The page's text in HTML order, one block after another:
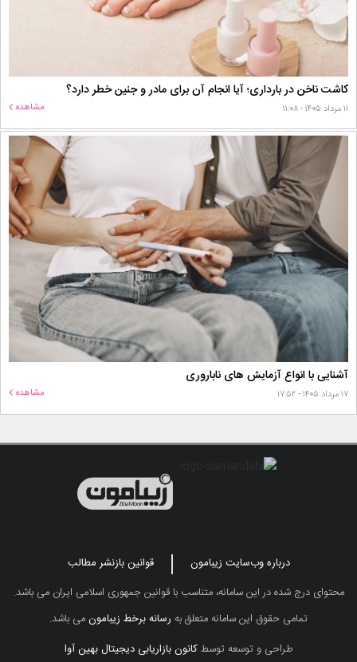
کاشت ناخن در بارداری؛ آیا انجام آن برای مادر و جنین خطر دارد؟
۱۱ مرداد ۱۴۰۵ - ۱۱:۰۸ مشاهده
آشنایی با انواع آزمایش های ناباروری
۱۷ مرداد ۱۴۰۵ - ۱۷:۵۲ مشاهده
درباره وب‌سایت زیبامون
قوانین بازنشر مطالب
محتوای درج شده در این سامانه، متناسب با قوانین جمهوری اسلامی ایران می باشد.
تمامی حقوق این سامانه متعلق به رسانه برخط زیبامونمی باشد.
طراحی و توسعه توسطکانون بازاریابی دیجیتال بهین آوا